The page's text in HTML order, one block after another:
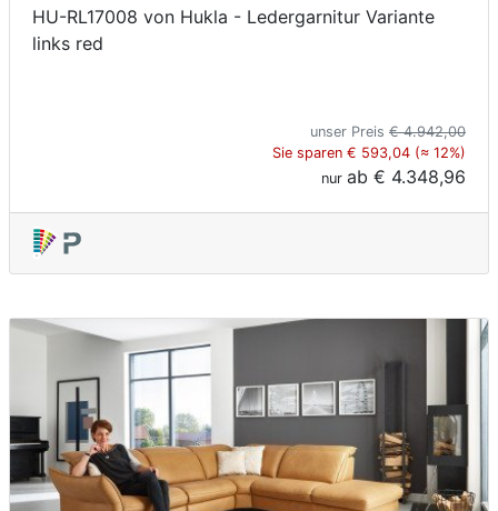
HU-RL17008 von Hukla - Ledergarnitur Variante
links red
unser Preis € 4.942,00
Sie sparen € 593,04 (≈ 12%)
nur ab € 4.348,96